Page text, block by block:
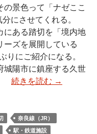
景色って「ナゼここ
にさせてくれる。
にある踏切を「境内地
ーズを展開している
りにご紹介になる。
城陽市に鎮座する久世
続きを読む →
奈良線（JR）
駅・鉄道施設